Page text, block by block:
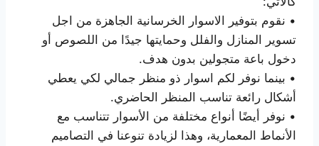
• نقوم بتوفير الاسوار الخرسانية الجاهزة من اجل
تسوير المنازل والفلل وحمايتها جيدًا من اللصوص أو
دخول باعة متجولين بدون هدف.
• بينما نوفر لكم اسوار ذو منظر جمالي لكي يعطي
أشكال رائعة تناسب المنظر الحاضري.
• نوفر أيضًا أنواع مختلفة من الأسوار تتناسب مع
الأنماط المعمارية، وهذا لزيادة تنوعنا في التصاميم